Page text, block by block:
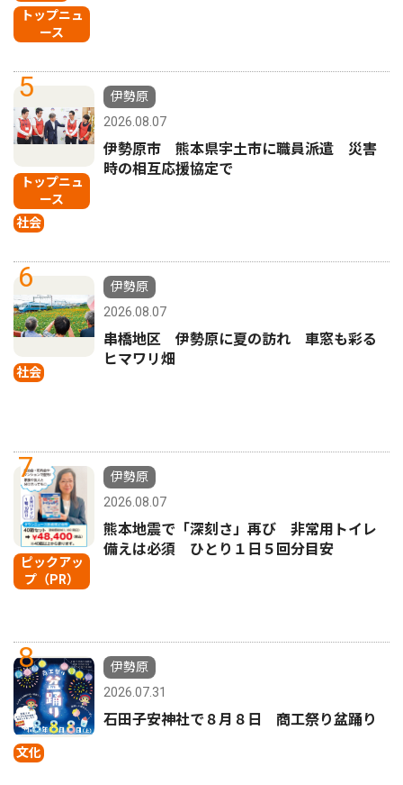
トップニュ
ース
5
トップニュ
ース
社会
伊勢原
2026.08.07
伊勢原市 熊本県宇土市に職員派遣 災害
時の相互応援協定で
6
社会
伊勢原
2026.08.07
串橋地区 伊勢原に夏の訪れ 車窓も彩る
ヒマワリ畑
7
ピックアッ
プ（PR）
伊勢原
2026.08.07
熊本地震で「深刻さ」再び 非常用トイレ
備えは必須 ひとり１日５回分目安
8
文化
伊勢原
2026.07.31
石田子安神社で８月８日 商工祭り盆踊り